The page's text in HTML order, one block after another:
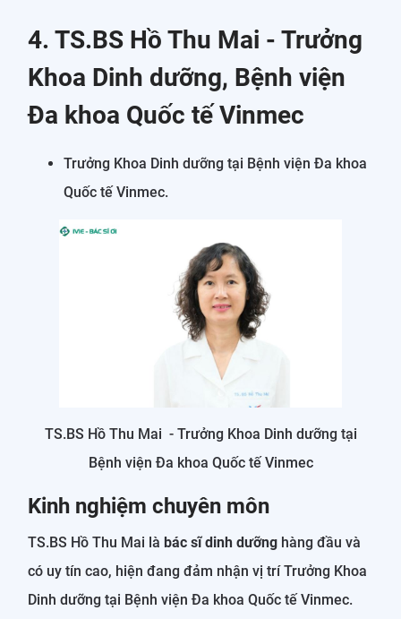
4. TS.BS Hồ Thu Mai - Trưởng
Khoa Dinh dưỡng, Bệnh viện
Đa khoa Quốc tế Vinmec
Trưởng Khoa Dinh dưỡng tại Bệnh viện Đa khoa
Quốc tế Vinmec.
TS.BS Hồ Thu Mai - Trưởng Khoa Dinh dưỡng tại
Bệnh viện Đa khoa Quốc tế Vinmec
Kinh nghiệm chuyên môn
TS.BS Hồ Thu Mai là bác sĩ dinh dưỡng hàng đầu và
có uy tín cao, hiện đang đảm nhận vị trí Trưởng Khoa
Dinh dưỡng tại Bệnh viện Đa khoa Quốc tế Vinmec.